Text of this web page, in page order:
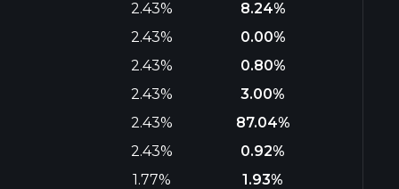
2.43%
8.24%
2.43%
0.00%
2.43%
0.80%
2.43%
3.00%
2.43%
87.04%
2.43%
0.92%
1.77%
1.93%